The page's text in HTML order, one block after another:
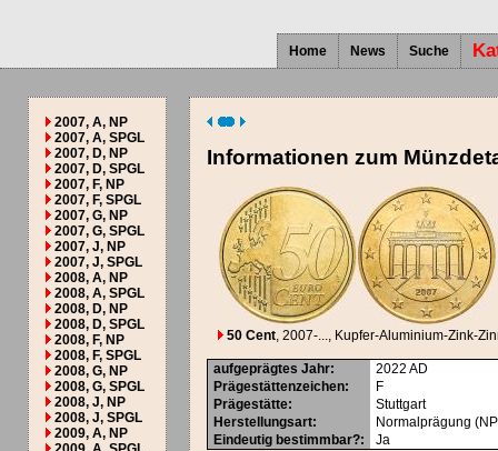
Home News Suche
2007, A, NP
2007, A, SPGL
2007, D, NP
2007, D, SPGL
2007, F, NP
2007, F, SPGL
2007, G, NP
2007, G, SPGL
2007, J, NP
2007, J, SPGL
2008, A, NP
2008, A, SPGL
2008, D, NP
2008, D, SPGL
2008, F, NP
2008, F, SPGL
2008, G, NP
2008, G, SPGL
2008, J, NP
2008, J, SPGL
2009, A, NP
Informationen zum
50 Cent, 2007-..., Kupfer-Aluminium-Zink-
aufgeprägtes Jahr: 2022AD
Prägestättenzeichen:
F
Prägestätte:
Stuttgart
Herstellungsart:
Normalprägung
Eindeutig bestimmbar?: Ja